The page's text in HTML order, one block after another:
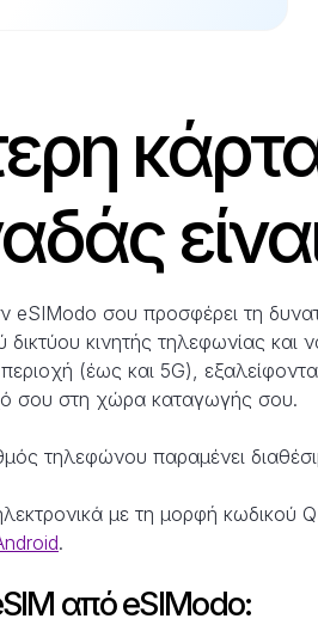
κάρτα
σου προσφέρει τη
κινητής τηλεφωνίας και
περιοχή (έως και 5G),
σου στη χώρα καταγωγής σου.
τηλεφώνου παραμένει
με τη μορφή κωδικού
.
από eSIModo: